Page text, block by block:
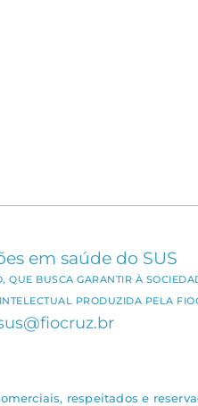
em saúde do SUS
BUSCA GARANTIR À
PRODUZIDA PELA
respeitados e